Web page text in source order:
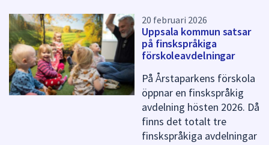
20 februari 2026
Uppsala kommun satsar
på finskspråkiga
förskoleavdelningar
På Årstaparkens förskola
öppnar en finskspråkig
avdelning hösten 2026. Då
finns det totalt tre
finskspråkiga avdelningar